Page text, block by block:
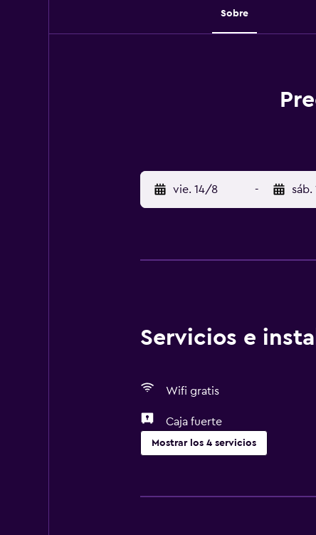
Sobre
vie. 14/8 - sáb.
Servicios e
Wifi gratis
Caja fuerte
Mostrar los 4 servicios
Wifi gratis